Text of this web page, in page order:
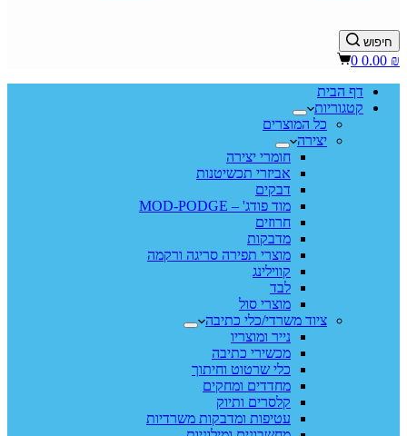
חיפוש
Shopping
0.00 ₪
0
דף הבית
קטגוריות
כל המוצרים
יצירה
חומרי יצירה
אביזרי תכשיטנות
דבקים
מוד פודג' – MOD-PODGE
חרוזים
מדבקות
מוצרי תפירה סריגה ורקמה
קווילינג
לבד
מוצרי סול
ציוד משרדי/כלי כתיבה
נייר ומוצריו
מכשירי כתיבה
כלי שרטוט וחיתוך
מחדדים ומחקים
קלסרים ותיוק
עטיפות ומדבקות משרדיות